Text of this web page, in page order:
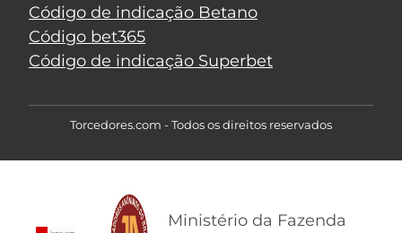
Código de indicação Betano
Código bet365
Código de indicação Superbet
Torcedores.com - Todos os direitos reservados
Ministério da Fazenda